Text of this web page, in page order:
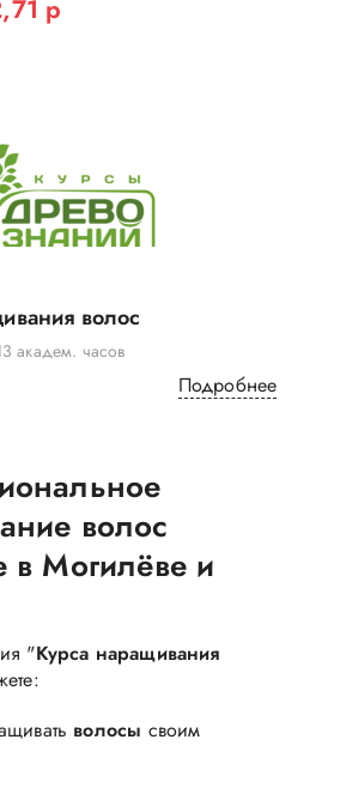
р
волос
академ. часов
Подробнее
волос
в Могилёве и
"Курса наращивания
волосы своим